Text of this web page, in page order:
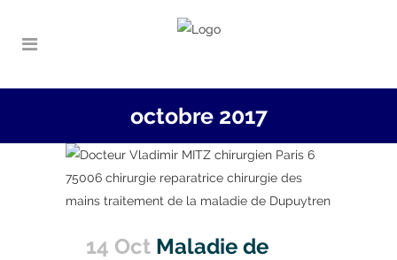
octobre 2017
14 Oct Maladie de